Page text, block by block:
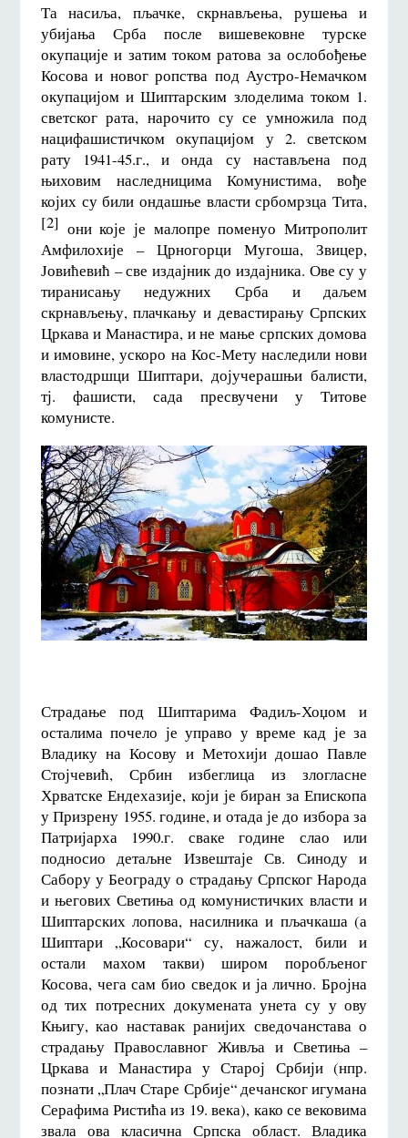
Та насиља, пљачке, скрнављења, рушења и
убијања Срба после вишевековне турске
окупације и затим током ратова за ослобођење
Косова и новог ропства под Аустро-Немачком
окупацијом и Шиптарским злоделима током 1.
светског рата, нарочито су се умножила под
нацифашистичком окупацијом у 2. светском
рату 1941-45.г., и онда су настављена под
њиховим наследницима Комунистима, вође
којих су били ондашње власти србомрзца Тита,
[2] они које је малопре поменуо Митрополит
Амфилохије – Црногорци Мугоша, Звицер,
Јовићевић – све издајник до издајника. Ове су у
тиранисању недужних Срба и даљем
скрнављењу, плачкању и девастирању Српских
Цркава и Манастира, и не мање српских домова
и имовине, ускоро на Кос-Мету наследили нови
властодршци Шиптари, дојучерашњи балисти,
тј. фашисти, сада пресвучени у Титове
комунисте.
Страдање под Шиптарима Фадиљ-Хоџом и
осталима почело је управо у време кад је за
Владику на Косову и Метохији дошао Павле
Стојчевић, Србин избеглица из злогласне
Хрватске Ендехазије, који је биран за Епископа
у Призрену 1955. године, и отада је до избора за
Патријарха 1990.г. сваке године слао или
подносио детаљне Извештаје Св. Синоду и
Сабору у Београду о страдању Српског Народа
и његових Светиња од комунистичких власти и
Шиптарских лопова, насилника и пљачкаша (а
Шиптари „Косовари“ су, нажалост, били и
остали махом такви) широм поробљеног
Косова, чега сам био сведок и ја лично. Бројна
од тих потресних докумената унета су у ову
Књигу, као наставак ранијих сведочанстава о
страдању Православног Живља и Светиња –
Цркава и Манастира у Старој Србији (нпр.
познати „Плач Старе Србије“ дечанског игумана
Серафима Ристића из 19. века), како се вековима
звала ова класична Српска област. Владика